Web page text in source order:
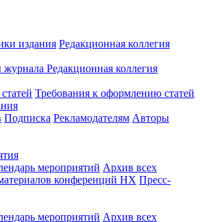
издания Редакционная коллегия
журнала Редакционная коллегия
Требования к оформлению статей
Подписка Рекламодателям Авторы
мероприятий Архив всех
конференций НХ Пресс-
мероприятий Архив всех